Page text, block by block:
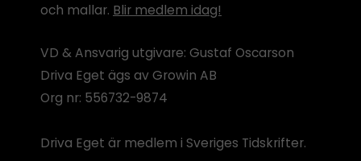
och mallar. Blir medlem idag!
VD & Ansvarig utgivare: Gustaf Oscarson
Driva Eget ägs av Growin AB
Org nr: 556732-9874
Driva Eget är medlem i Sveriges Tidskrifter.